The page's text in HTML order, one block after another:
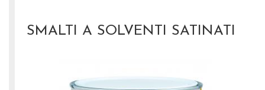
SMALTI A SOLVENTI SATINATI